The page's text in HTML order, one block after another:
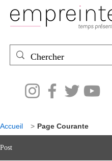
Accueil > Page Courante
Post